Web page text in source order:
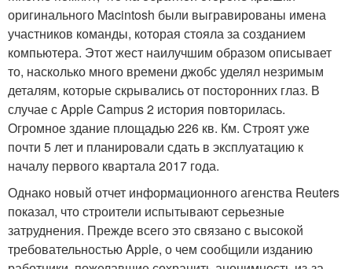
оригинального Macintosh были выгравированы имена
участников команды, которая стояла за созданием
компьютера. Этот жест наилучшим образом описывает
то, насколько много времени джобс уделял незримым
деталям, которые скрывались от посторонних глаз. В
случае с Apple Campus 2 история повторилась.
Огромное здание площадью 226 кв. Км. Строят уже
почти 5 лет и планировали сдать в эксплуатацию к
началу первого квартала 2017 года.
Однако новый отчет информационного агенства Reuters
показал, что строители испытывают серьезные
затруднения. Прежде всего это связано с высокой
требовательностью Apple, о чем сообщили изданию